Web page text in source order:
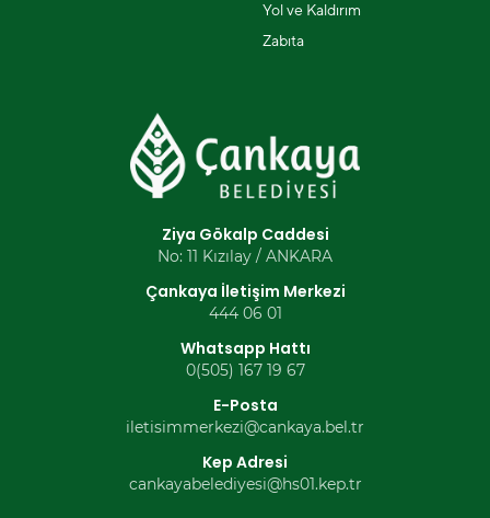
Yol ve Kaldırım
Zabıta
Ziya Gökalp Caddesi
No: 11 Kızılay / ANKARA
Çankaya İletişim Merkezi
444 06 01
Whatsapp Hattı
0(505) 167 19 67
E-Posta
iletisimmerkezi@cankaya.bel.tr
Kep Adresi
cankayabelediyesi@hs01.kep.tr